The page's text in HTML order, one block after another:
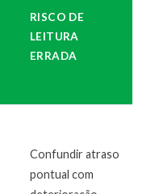
RISCO DE
LEITURA
ERRADA
Confundir atraso
pontual com